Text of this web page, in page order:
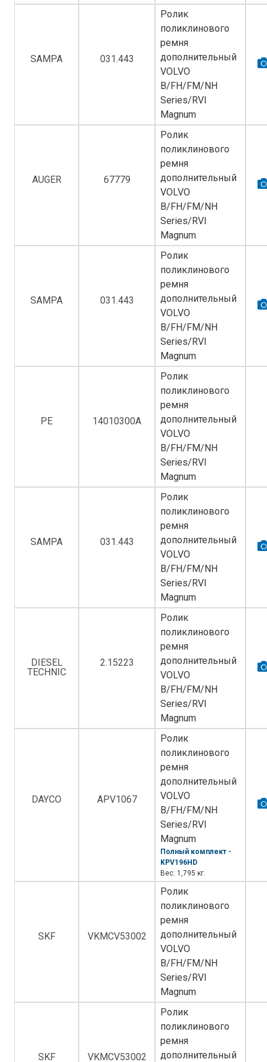
SAMPA 031.443
Ролик
поликлинового
ремня
дополнительный
VOLVO
B/FH/FM/NH
Series/RVI
Magnum
AUGER 67779
Ролик
поликлинового
ремня
дополнительный
VOLVO
B/FH/FM/NH
Series/RVI
Magnum
SAMPA 031.443
Ролик
поликлинового
ремня
дополнительный
VOLVO
B/FH/FM/NH
Series/RVI
Magnum
PE 14010300A
Ролик
поликлинового
ремня
дополнительный
VOLVO
B/FH/FM/NH
Series/RVI
Magnum
SAMPA 031.443
Ролик
поликлинового
ремня
дополнительный
VOLVO
B/FH/FM/NH
Series/RVI
Magnum
DIESEL
TECHNIC
2.15223
Ролик
поликлинового
ремня
дополнительный
VOLVO
B/FH/FM/NH
Series/RVI
Magnum
DAYCO APV1067
Ролик
поликлинового
ремня
дополнительный
VOLVO
B/FH/FM/NH
Series/RVI
Magnum
Полный комплект -
KPV196HD
Вес: 1,795 кг.
SKF VKMCV53002
Ролик
поликлинового
ремня
дополнительный
VOLVO
B/FH/FM/NH
Series/RVI
Magnum
SKF VKMCV53002
Ролик
поликлинового
ремня
дополнительный